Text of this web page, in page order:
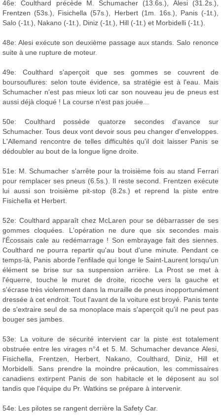
46e: Coulthard précède M. Schumacher (13.6s.), Alesi (31.2s.),
Frentzen (53s.), Fisichella (57s.), Herbert (1m. 16s.), Panis (-1t.),
Salo (-1t.), Nakano (-1t.), Diniz (-1t.), Hill (-1t.) et Morbidelli (-1t.).
48e: Alesi exécute son deuxième passage aux stands. Salo renonce
suite à une rupture de moteur.
49e: Coulthard s'aperçoit que ses gommes se couvrent de
boursouflures: selon toute évidence, sa stratégie est à l'eau. Mais
Schumacher n'est pas mieux loti car son nouveau jeu de pneus est
aussi déjà cloqué ! La course n'est pas jouée...
50e: Coulthard possède quatorze secondes d'avance sur
Schumacher. Tous deux vont devoir sous peu changer d'enveloppes.
L'Allemand rencontre de telles difficultés qu'il doit laisser Panis se
dédoubler au bout de la longue ligne droite.
51e: M. Schumacher s'arrête pour la troisième fois au stand Ferrari
pour remplacer ses pneus (6.5s.). Il reste second. Frentzen exécute
lui aussi son troisième pit-stop (8.2s.) et reprend la piste entre
Fisichella et Herbert.
52e: Coulthard apparaît chez McLaren pour se débarrasser de ses
gommes cloquées. L'opération ne dure que six secondes mais
l'Écossais cale au redémarrage ! Son embrayage fait des siennes.
Coulthard ne pourra repartir qu'au bout d'une minute. Pendant ce
temps-là, Panis aborde l'enfilade qui longe le Saint-Laurent lorsqu'un
élément se brise sur sa suspension arrière. La Prost se met à
l'équerre, touche le muret de droite, ricoche vers la gauche et
s'écrase très violemment dans la muraille de pneus inopportunément
dressée à cet endroit. Tout l'avant de la voiture est broyé. Panis tente
de s'extraire seul de sa monoplace mais s'aperçoit qu'il ne peut pas
bouger ses jambes.
53e: La voiture de sécurité intervient car la piste est totalement
obstruée entre les virages n°4 et 5. M. Schumacher devance Alesi,
Fisichella, Frentzen, Herbert, Nakano, Coulthard, Diniz, Hill et
Morbidelli. Sans prendre la moindre précaution, les commissaires
canadiens extirpent Panis de son habitacle et le déposent au sol
tandis que l'équipe du Pr. Watkins se prépare à intervenir.
54e: Les pilotes se rangent derrière la Safety Car.